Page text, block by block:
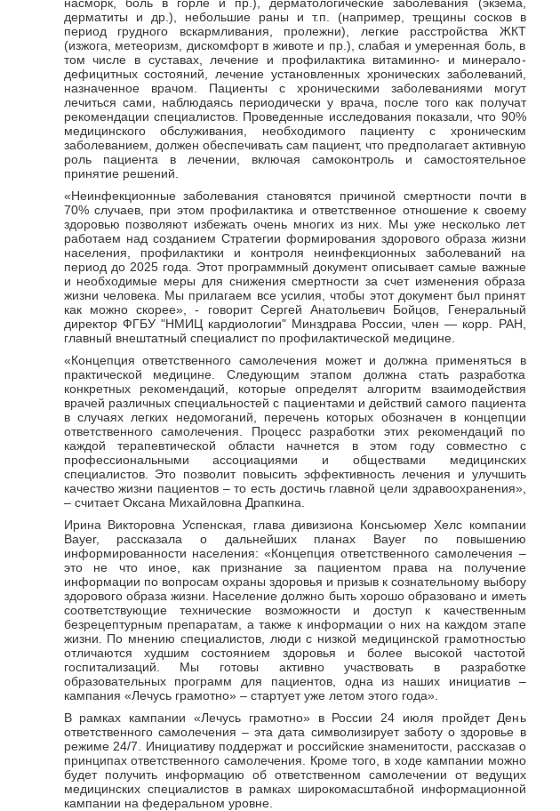
дерматиты и др.), небольшие раны и т.п. (например, трещины сосков в
период грудного вскармливания, пролежни), легкие расстройства ЖКТ
(изжога, метеоризм, дискомфорт в животе и пр.), слабая и умеренная боль, в
том числе в суставах, лечение и профилактика витаминно- и минерало-
дефицитных состояний, лечение установленных хронических заболеваний,
назначенное врачом. Пациенты с хроническими заболеваниями могут
лечиться сами, наблюдаясь периодически у врача, после того как получат
рекомендации специалистов. Проведенные исследования показали, что 90%
медицинского обслуживания, необходимого пациенту с хроническим
заболеванием, должен обеспечивать сам пациент, что предполагает активную
роль пациента в лечении, включая самоконтроль и самостоятельное
принятие решений.
«Неинфекционные заболевания становятся причиной смертности почти в
70% случаев, при этом профилактика и ответственное отношение к своему
здоровью позволяют избежать очень многих из них. Мы уже несколько лет
работаем над созданием Стратегии формирования здорового образа жизни
населения, профилактики и контроля неинфекционных заболеваний на
период до 2025 года. Этот программный документ описывает самые важные
и необходимые меры для снижения смертности за счет изменения образа
жизни человека. Мы прилагаем все усилия, чтобы этот документ был принят
как можно скорее», - говорит Сергей Анатольевич Бойцов, Генеральный
директор ФГБУ "НМИЦ кардиологии" Минздрава России, член — корр. РАН,
главный внештатный специалист по профилактической медицине.
«Концепция ответственного самолечения может и должна применяться в
практической медицине. Следующим этапом должна стать разработка
конкретных рекомендаций, которые определят алгоритм взаимодействия
врачей различных специальностей с пациентами и действий самого пациента
в случаях легких недомоганий, перечень которых обозначен в концепции
ответственного самолечения. Процесс разработки этих рекомендаций по
каждой терапевтической области начнется в этом году совместно с
профессиональными ассоциациями и обществами медицинских
специалистов. Это позволит повысить эффективность лечения и улучшить
качество жизни пациентов – то есть достичь главной цели здравоохранения»,
– считает Оксана Михайловна Драпкина.
Ирина Викторовна Успенская, глава дивизиона Консьюмер Хелс компании
Bayer, рассказала о дальнейших планах Bayer по повышению
информированности населения: «Концепция ответственного самолечения –
это не что иное, как признание за пациентом права на получение
информации по вопросам охраны здоровья и призыв к сознательному выбору
здорового образа жизни. Население должно быть хорошо образовано и иметь
соответствующие технические возможности и доступ к качественным
безрецептурным препаратам, а также к информации о них на каждом этапе
жизни. По мнению специалистов, люди с низкой медицинской грамотностью
отличаются худшим состоянием здоровья и более высокой частотой
госпитализаций. Мы готовы активно участвовать в разработке
образовательных программ для пациентов, одна из наших инициатив –
кампания «Лечусь грамотно» – стартует уже летом этого года».
В рамках кампании «Лечусь грамотно» в России 24 июля пройдет День
ответственного самолечения – эта дата символизирует заботу о здоровье в
режиме 24/7. Инициативу поддержат и российские знаменитости, рассказав о
принципах ответственного самолечения. Кроме того, в ходе кампании можно
будет получить информацию об ответственном самолечении от ведущих
медицинских специалистов в рамках широкомасштабной информационной
кампании на федеральном уровне.